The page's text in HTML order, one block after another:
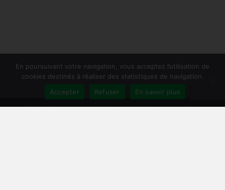
Publiersonlivre.fr accompagne les auteurs et les maisons d'édition
En poursuivant votre navigation, vous acceptez l’utilisation de
cookies destinés à réaliser des statistiques de navigation.
Accepter
Refuser En savoir plus